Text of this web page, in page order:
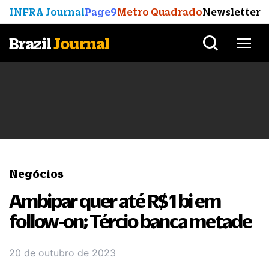
INFRA JournalPage9Metro QuadradoNewsletter
BrazilJournal
Negócios
Ambipar quer até R$ 1 bi em
follow-on; Tércio banca metade
20 de outubro de 2023